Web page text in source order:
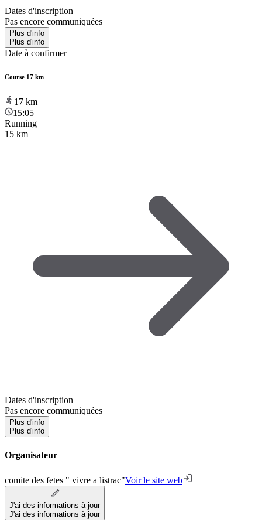
Dates d'inscription
Pas encore communiquées
Plus d'info
Plus d'info
Date à confirmer
Course 17 km
17 km
15:05
Running
15 km
Dates d'inscription
Pas encore communiquées
Plus d'info
Plus d'info
Organisateur
comite des fetes " vivre a listrac"Voir le site web
J'ai des informations à jour
J'ai des informations à jour